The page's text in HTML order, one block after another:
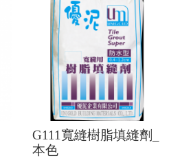
G111寬縫樹脂填縫劑_
本色